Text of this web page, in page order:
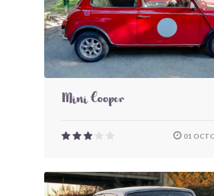
Mini Cooper
01